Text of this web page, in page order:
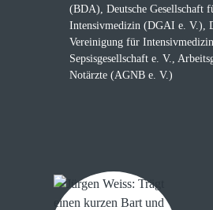
(BDA), Deutsche Gesellschaft
Intensivmedizin (DGAI e. V.),
Vereinigung für
Sepsisgesellschaft e. V.,
Notärzte (AGNB e. V.)